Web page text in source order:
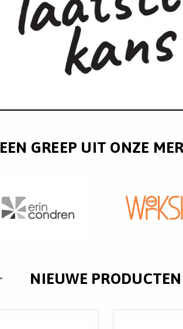
EEN GREEP UIT ONZE
NIEUWE PRODUCTEN